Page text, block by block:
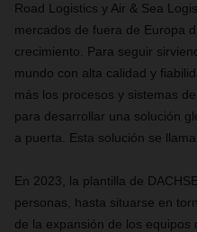
Road Logistics y Air & Sea
mercados de fuera de Europa
crecimiento. Para seguir
mundo con alta calidad y
más los procesos y sistemas
para desarrollar una solución
a puerta. Esta solución se
En 2023, la plantilla de
personas, hasta situarse en
de la expansión de los equipos